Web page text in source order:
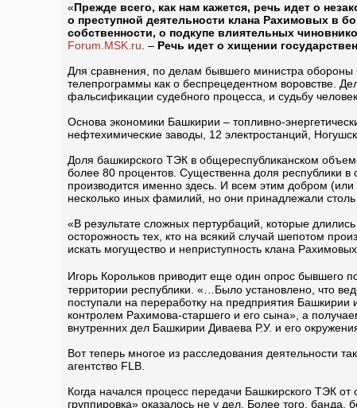
«Прежде всего, как нам кажется, речь идет о
о преступной деятельности клана Рахимовых в
собственности, о подкупе влиятельных
Forum.MSK.ru . – Речь идет о хищении
Для сравнения, по делам бывшего министра
телепрограммы как о беспрецедентном воровстве.
фальсификации судебного процесса, и судьбу
Основа экономики Башкирии – топливно-
нефтехимические заводы, 12 электростанций,
Доля башкирского ТЭК в общереспубликанском
более 80 процентов. Существенна доля республики
производится именно здесь. И всем этим добром
несколько иных фамилий, но они принадлежали
«В результате сложных пертурбаций, которые
осторожность тех, кто на всякий случай шепотом
искать могущество и неприступность клана
Игорь Корольков приводит еще один опрос бывшего
территории республики. «…Было установлено, что
поступали на переработку на предприятия
контролем Рахимова-старшего и его сына», а
внутренних дел Башкирии Диваева Р.У. и его
Вот теперь многое из расследования деятельности
агентство FLB.
Когда начался процесс передачи Башкирского ТЭК
группировка» оказалось не у дел. Более того,